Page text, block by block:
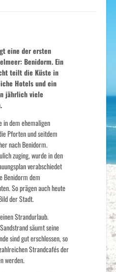
eine der ersten
Benidorm. Ein
teilt die Küste in
Hotels und ein
jährlich viele
in dem ehemaligen
Pforten und seitdem
nach Benidorm.
zuging, wurde in den
verabschiedet
Benidorm dem
So prägen auch heute
der Stadt.
Strandurlaub.
säumt seine
sind gut erschlossen, so
Strandcafés der
werden.